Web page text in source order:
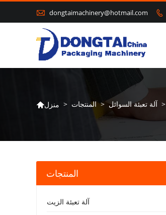
 dongtaimachinery@hotmail.com 
منزل > المنتجات > آلة تعبئة السوائل >
المنتجات
آلة تعبئة الزيت